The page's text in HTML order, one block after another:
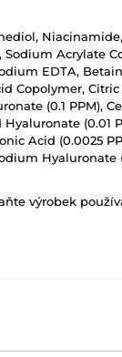
Sodium Acrylate
EDTA,
Copolymer,
(0.1 PPM),
(0.01
Acid (0.0025
Hyaluronate
výrobek